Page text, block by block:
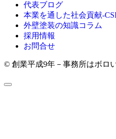
代表ブログ
本業を通した社会貢献-
外壁塗装の知識コラム
採用情報
お問合せ
© 創業平成9年－事務所はボロ